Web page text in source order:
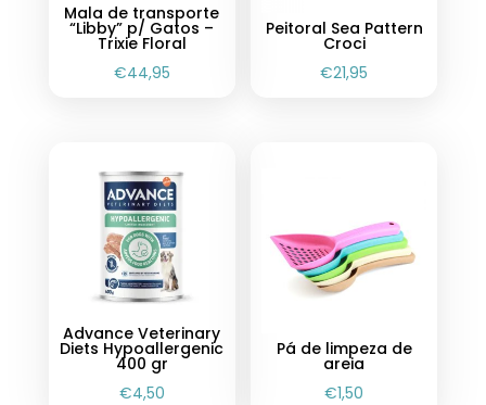
Mala de transporte
“Libby” p/ Gatos –
Trixie Floral
€44,95
Peitoral Sea Pattern
Croci
€21,95
Advance Veterinary
Diets Hypoallergenic
400 gr
€4,50
Pá de limpeza de
areia
€1,50